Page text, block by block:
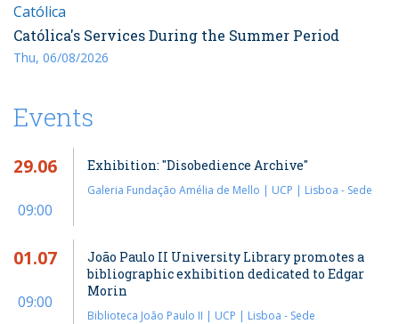
Católica
Católica's Services During the Summer Period
Thu, 06/08/2026
Events
29.06
09:00
Exhibition: "Disobedience Archive"
Galeria Fundação Amélia de Mello | UCP | Lisboa - Sede
01.07
09:00
João Paulo II University Library promotes a
bibliographic exhibition dedicated to Edgar
Morin
Biblioteca João Paulo II | UCP | Lisboa - Sede